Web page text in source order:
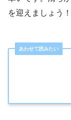
を迎えましょう！